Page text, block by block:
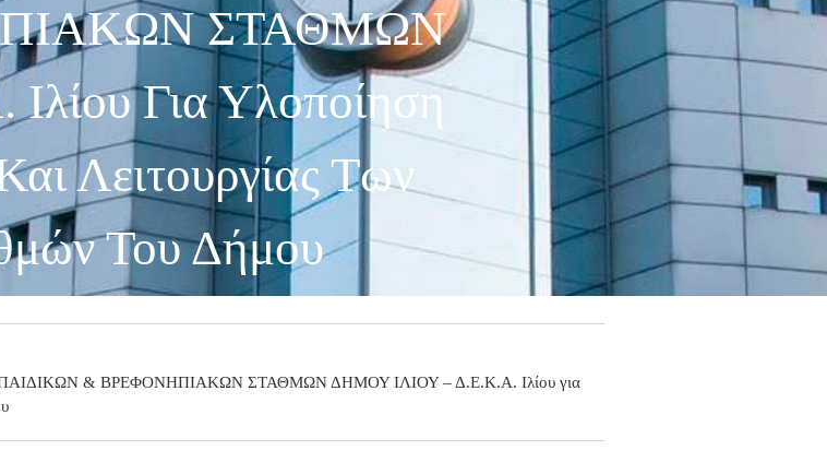
ΣΤΑΘΜΩΝ
Για Υλοποίηση
Λειτουργίας Των
Του Δήμου
– ΠΑΙΔΙΚΩΝ & ΒΡΕΦΟΝΗΠΙΑΚΩΝ ΣΤΑΘΜΩΝ ΔΗΜΟΥ ΙΛΙΟΥ – Δ.Ε.Κ.Α. Ιλίου για